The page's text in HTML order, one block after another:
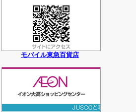
モバイル東急百貨店